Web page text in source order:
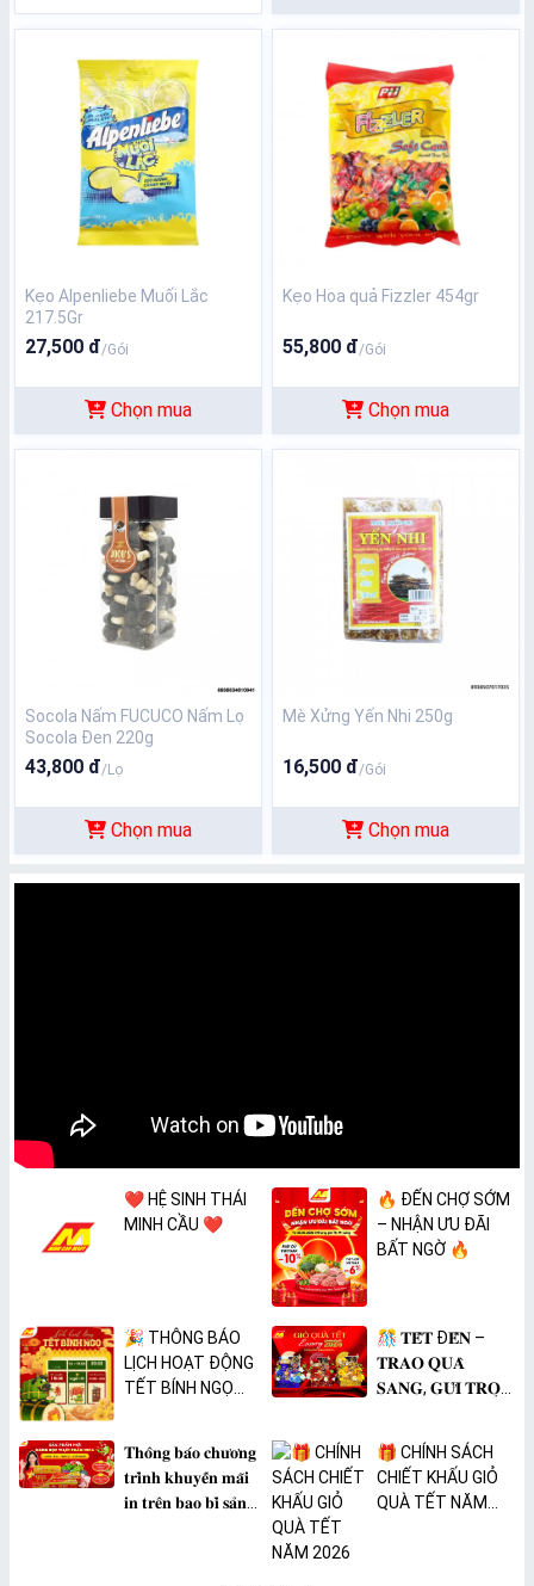
Kẹo Alpenliebe Muối Lắc
217.5Gr
27,500 đ/Gói
Chọn mua
Kẹo Hoa quả Fizzler 454gr
55,800 đ/Gói
Chọn mua
Socola Nấm FUCUCO Nấm Lọ
Socola Đen 220g
43,800 đ/Lọ
Chọn mua
Mè Xửng Yến Nhi 250g
16,500 đ/Gói
Chọn mua
❤️ HỆ SINH THÁI
MINH CẦU ❤️
🔥 ĐẾN CHỢ SỚM
– NHẬN ƯU ĐÃI
BẤT NGỜ 🔥
🎉 THÔNG BÁO
LỊCH HOẠT ĐỘNG
TẾT BÍNH NGỌ
🎊 𝐓𝐄̂́𝐓 Đ𝐄̂́𝐍 –
𝐓𝐑𝐀𝐎 𝐐𝐔𝐀̀
𝐒𝐀𝐍𝐆, 𝐆𝐔̛̉𝐈 𝐓𝐑𝐎̣𝐍
𝐓𝐡𝐨̂𝐧𝐠 𝐛𝐚́𝐨 𝐜𝐡𝐮̛𝐨̛𝐧𝐠
𝐭𝐫𝐢̀𝐧𝐡 𝐤𝐡𝐮𝐲𝐞̂́𝐧 𝐦𝐚̃𝐢
𝐢𝐧 𝐭𝐫𝐞̂𝐧 𝐛𝐚𝐨 𝐛𝐢̀ 𝐬𝐚̉𝐧
🎁 CHÍNH SÁCH
CHIẾT KHẤU GIỎ
QUÀ TẾT NĂM